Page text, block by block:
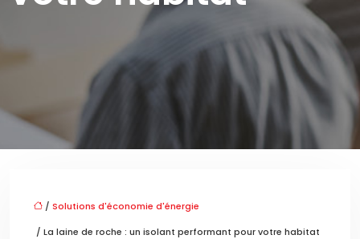
/ Solutions d'économie d'énergie
/ La laine de roche : un isolant performant pour votre habitat